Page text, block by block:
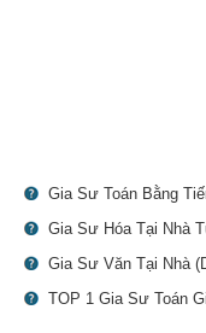
Gia Sư Toán Bằng
Gia Sư Hóa Tại Nhà
Gia Sư Văn Tại Nhà
TOP 1 Gia Sư Toán